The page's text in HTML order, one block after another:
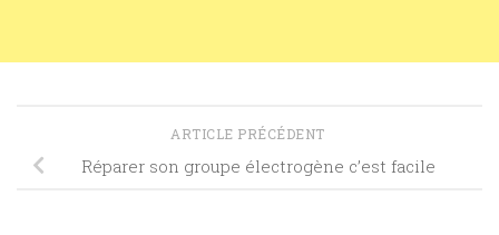
ARTICLE PRÉCÉDENT
Réparer son groupe électrogène c’est facile